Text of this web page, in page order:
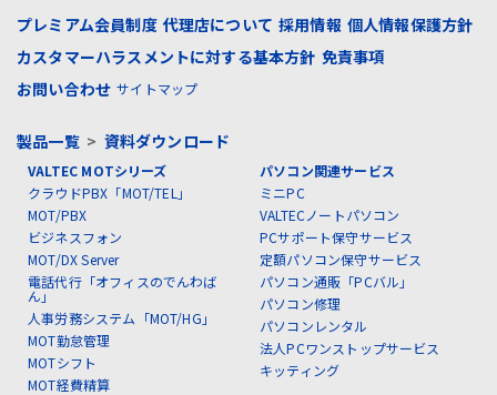
プレミアム会員制度 代理店について 採用情報 個人情報保護方針
カスタマーハラスメントに対する基本方針 免責事項
お問い合わせ サイトマップ
製品一覧> 資料ダウンロード
VALTEC MOTシリーズ
クラウドPBX「MOT/TEL」
MOT/PBX
ビジネスフォン
MOT/DX Server
電話代行「オフィスのでんわば
ん」
人事労務システム「MOT/HG」
MOT勤怠管理
MOTシフト
MOT経費精算
パソコン関連サービス
ミニPC
VALTECノートパソコン
PCサポート保守サービス
定額パソコン保守サービス
パソコン通販「PCバル」
パソコン修理
パソコンレンタル
法人PCワンストップサービス
キッティング